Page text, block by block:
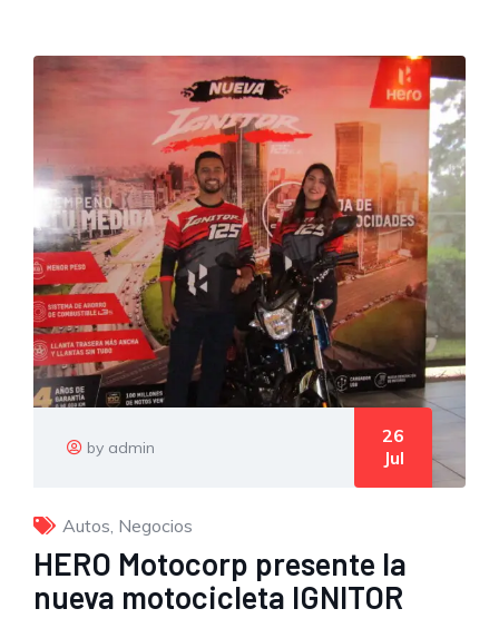
by admin
26
Jul
Autos Negocios
HERO Motocorp presente la
nueva motocicleta IGNITOR